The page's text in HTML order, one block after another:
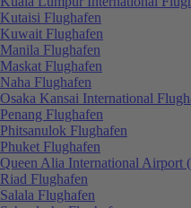
Kutaisi Flughafen
Kuwait Flughafen
Manila Flughafen
Maskat Flughafen
Naha Flughafen
Osaka Kansai International
Penang Flughafen
Phitsanulok Flughafen
Phuket Flughafen
Queen Alia International Airport
Riad Flughafen
Salala Flughafen